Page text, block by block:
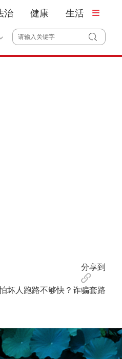
治 健康 生活
分享到
坏人跑路不够快？诈骗套路